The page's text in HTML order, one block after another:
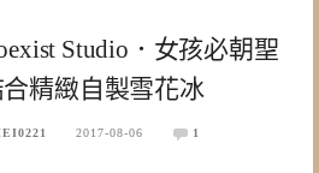
Studio．女孩必朝聖
精緻自製雪花冰
2017-08-06 1